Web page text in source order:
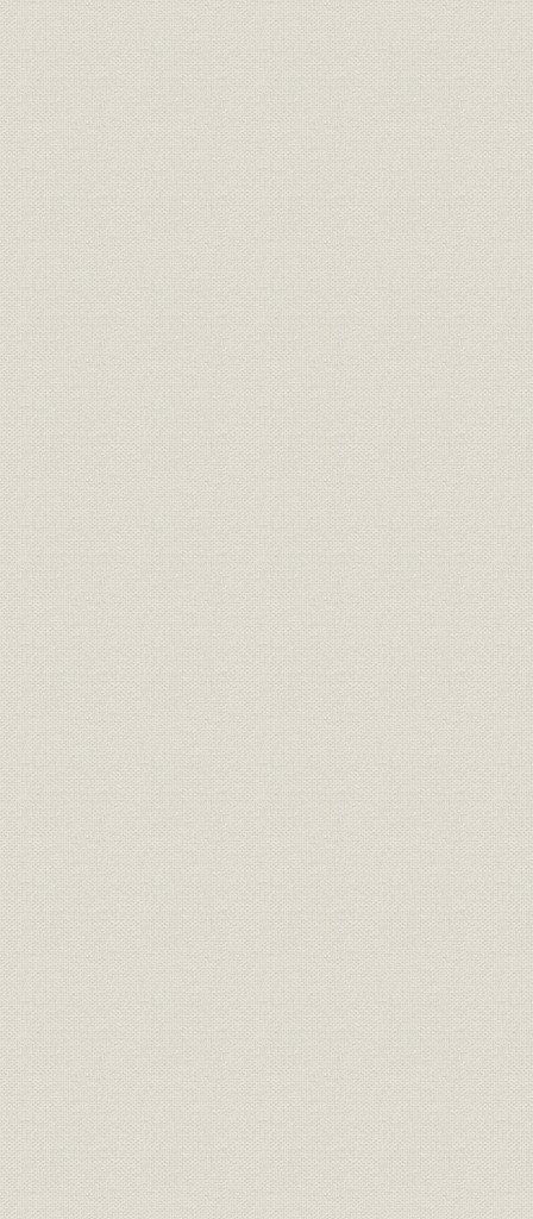
金融;貯蓄 金融恐慌による預金増減状況
昭和元年
(1927年)末
銀行 銀行法による無資格銀行一覧 昭和2年
銀行 普通銀行数の推移
昭和3年
(1941年)
銀行;財務・業績 山陰地方の普通銀行の主要勘定
昭和2年
(1936年)
銀行;財務・業績 山陰地方の貯蓄銀行の主要勘定
昭和2年
(1936年)
銀行;資金 山陰貯蓄銀行の職業別貸出残高 昭和8年
銀行;財務・業績 松江銀行主要勘定
昭和6年
(1940年)
銀行;財務・業績 全国地方銀行主要勘定
昭和5年
(1940年)
銀行;財務・業績 山陰貯蓄銀行主要勘定
昭和6年
(1940年)
銀行;財務・業績 全国貯蓄銀行主要勘定
昭和5年
(1940年)
銀行;株式 山陰地方の銀行の配当率
昭和2年
(1935年)
貯蓄;シェア
山陰地方の金融機関別預貯金シ
ェアの推移
昭和7年
(1937年)末